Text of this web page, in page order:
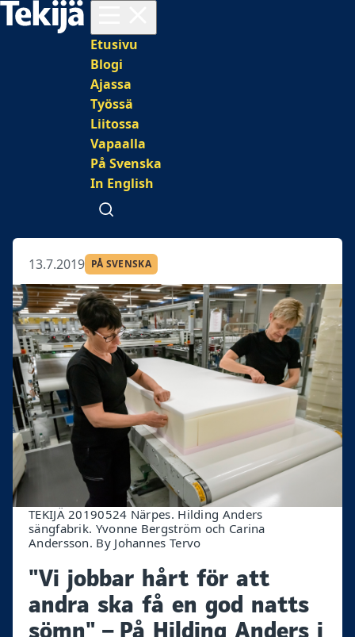
Päävalikko
Etusivu
Blogi
Ajassa
Työssä
Liitossa
Vapaalla
På Svenska
In English
Avaa haku
13.7.2019 PÅ SVENSKA
TEKIJÄ 20190524 Närpes. Hilding Anders
sängfabrik. Yvonne Bergström och Carina
Andersson. By Johannes Tervo
"Vi jobbar hårt för att
andra ska få en god natts